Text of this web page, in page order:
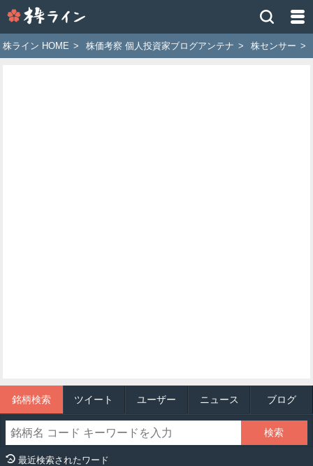
イ
ン
株ライン HOME > 株価考察 個人投資家ブログアンテナ > 株センサー >
銘柄検索 ツイート ユーザー ニュース ブログ
最近検索されたワード